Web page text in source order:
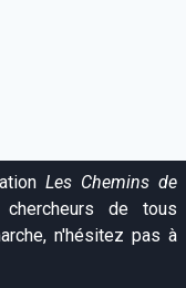
Les Chemins de
de tous
n'hésitez pas à